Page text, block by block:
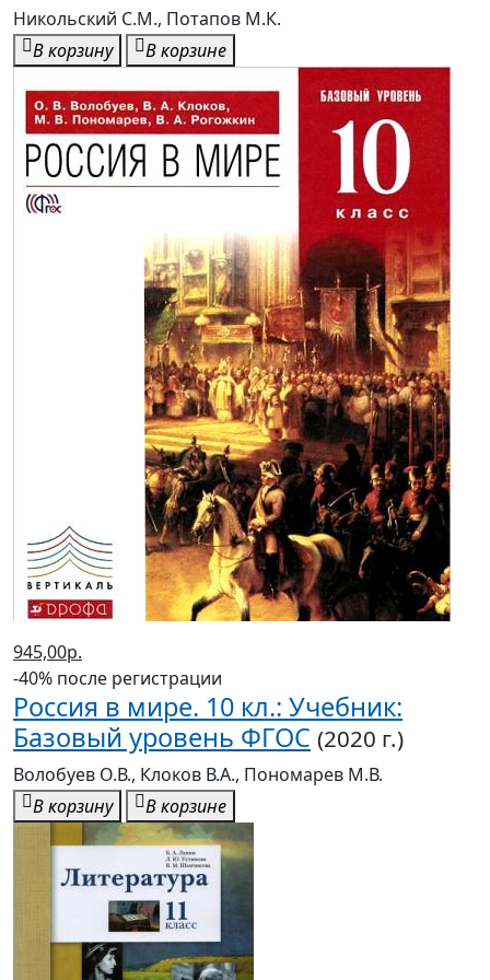
Никольский С.М., Потапов М.К.
В корзину
В корзине
945,00р.
-40% после регистрации
Россия в мире. 10 кл.: Учебник:
Базовый уровень ФГОС (2020 г.)
Волобуев О.В., Клоков В.А., Пономарев М.В.
В корзину
В корзине